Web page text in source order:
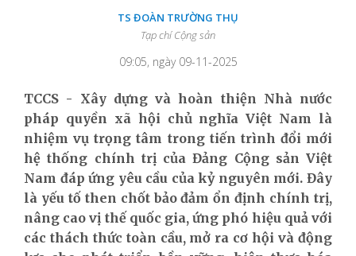
TS ĐOÀN TRƯỜNG THỤ
Tạp chí Cộng sản
09:05, ngày 09-11-2025
TCCS - Xây dựng và hoàn thiện Nhà nước
pháp quyền xã hội chủ nghĩa Việt Nam là
nhiệm vụ trọng tâm trong tiến trình đổi mới
hệ thống chính trị của Đảng Cộng sản Việt
Nam đáp ứng yêu cầu của kỷ nguyên mới. Đây
là yếu tố then chốt bảo đảm ổn định chính trị,
nâng cao vị thế quốc gia, ứng phó hiệu quả với
các thách thức toàn cầu, mở ra cơ hội và động